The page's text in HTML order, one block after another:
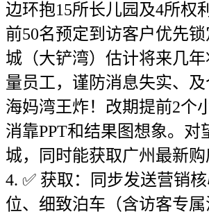
边环抱15所长儿园及4所权
前50名预定到访客户优先
城（大铲湾）估计将来几
量员工，谨防消息失实、
海妈湾王炸！改期提前2个
消靠PPT和结果图想象。对
城，同时能获取广州最新购
4. ✅ 获取：同步发送营销
位、细致泊车（含访客专